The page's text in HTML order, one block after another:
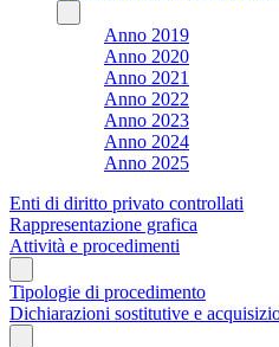
Anno 2019
Anno 2020
Anno 2021
Anno 2022
Anno 2023
Anno 2024
Anno 2025
Enti di diritto privato controllati
Rappresentazione grafica
Attività e procedimenti
Tipologie di procedimento
Dichiarazioni sostitutive e